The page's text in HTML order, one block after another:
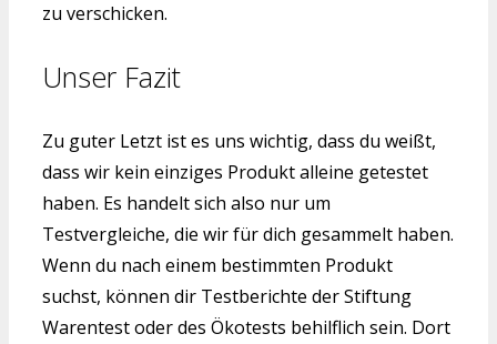
zu verschicken.
Unser Fazit
Zu guter Letzt ist es uns wichtig, dass du weißt,
dass wir kein einziges Produkt alleine getestet
haben. Es handelt sich also nur um
Testvergleiche, die wir für dich gesammelt haben.
Wenn du nach einem bestimmten Produkt
suchst, können dir Testberichte der Stiftung
Warentest oder des Ökotests behilflich sein. Dort